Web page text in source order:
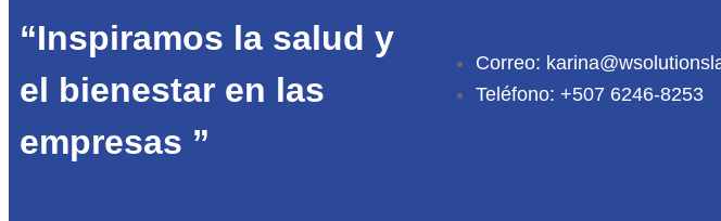
“Inspiramos la salud y
el bienestar en las
empresas ”
Correo:
Teléfono: +507 6246-8253